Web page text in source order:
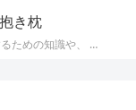
抱き枕
快眠 安眠 するための知識や、 枕 、 照明 、 アロマ など、おすすめの グッズ などを紹介。 安心感を得る、リラックスして眠れるための 抱き枕 の紹介です。 妊婦さんや赤ちゃん、腰痛がある人におすすめ。